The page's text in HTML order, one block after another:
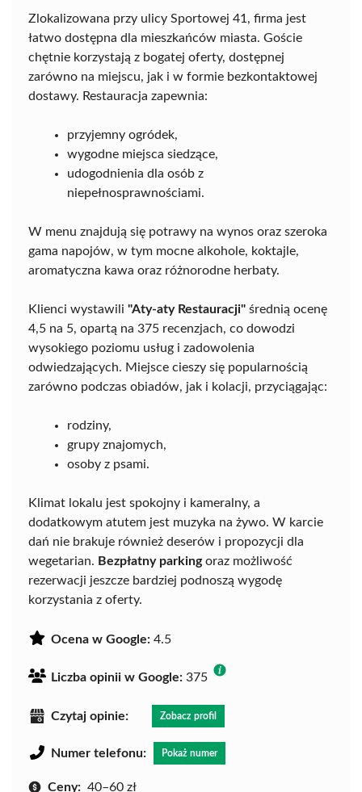
Zlokalizowana przy ulicy Sportowej 41, firma jest
łatwo dostępna dla mieszkańców miasta. Goście
chętnie korzystają z bogatej oferty, dostępnej
zarówno na miejscu, jak i w formie bezkontaktowej
dostawy. Restauracja zapewnia:
przyjemny ogródek,
wygodne miejsca siedzące,
udogodnienia dla osób z
niepełnosprawnościami.
W menu znajdują się potrawy na wynos oraz szeroka
gama napojów, w tym mocne alkohole, koktajle,
aromatyczna kawa oraz różnorodne herbaty.
Klienci wystawili "Aty-aty Restauracji" średnią ocenę
4,5 na 5, opartą na 375 recenzjach, co dowodzi
wysokiego poziomu usług i zadowolenia
odwiedzających. Miejsce cieszy się popularnością
zarówno podczas obiadów, jak i kolacji, przyciągając:
rodziny,
grupy znajomych,
osoby z psami.
Klimat lokalu jest spokojny i kameralny, a
dodatkowym atutem jest muzyka na żywo. W karcie
dań nie brakuje również deserów i propozycji dla
wegetarian. Bezpłatny parkingoraz możliwość
rezerwacji jeszcze bardziej podnoszą wygodę
korzystania z oferty.
Ocena w Google: 4.5
Liczba opinii w Google: 375
Czytaj opinie: Zobacz profil
Numer telefonu: Pokaż numer
Ceny: 40–60 zł